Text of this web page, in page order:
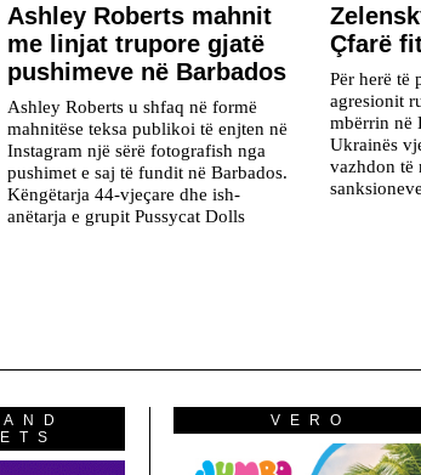
Ashley Roberts mahnit
me linjat trupore gjatë
pushimeve në Barbados
Ashley Roberts u shfaq në formë
mahnitëse teksa publikoi të enjten në
Instagram një sërë fotografish nga
pushimet e saj të fundit në Barbados.
Këngëtarja 44-vjeçare dhe ish-
anëtarja e grupit Pussycat Dolls
Çfarë
Për herë të
agresionit
mbërrin në
Ukrainës
vazhdon të
VERO